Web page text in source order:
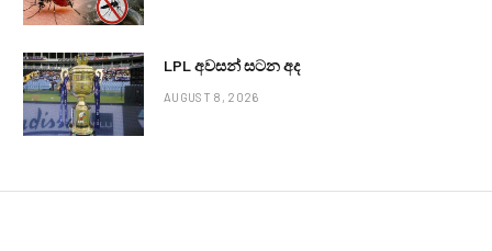
LPL අවසන් සටන අද
AUGUST 8, 2026